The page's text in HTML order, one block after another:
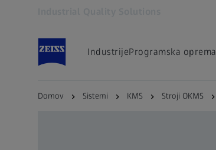
IndustrijeProgramska oprema
Domov Sistemi KMS Stroji OKMS